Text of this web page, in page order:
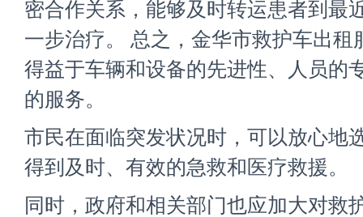
密合作关系，能够及时转运患者到最
一步治疗。 总之， 金华市救护车出租
得益于车辆和设备的先进性、人员的
的服务。
市民在面临突发状况时，可以放心地
得到及时、有效的急救和医疗救援。
同时，政府和相关部门也应加大对救